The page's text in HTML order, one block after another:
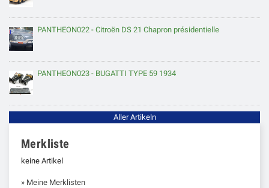
PANTHEON022 - Citroën DS 21 Chapron présidentielle
PANTHEON023 - BUGATTI TYPE 59 1934
Aller Artikeln
Merkliste
keine Artikel
» Meine Merklisten